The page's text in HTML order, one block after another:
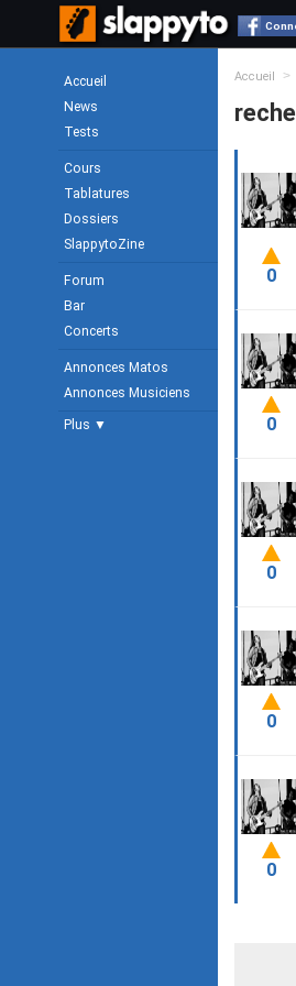
Accueil
News
Tests
Cours
Tablatures
Dossiers
SlappytoZine
Forum
Bar
Concerts
Annonces Matos
Annonces Musiciens
Plus ▼
Accueil >
0
0
0
0
0